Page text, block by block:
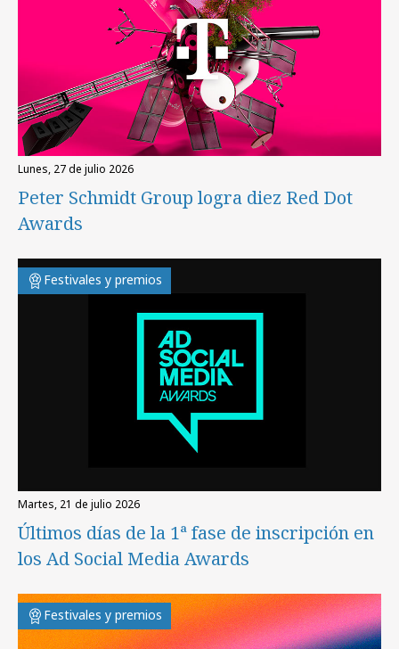
lunes, 27 de julio 2026
Peter Schmidt Group logra diez Red Dot
Awards
Festivales y premios
martes, 21 de julio 2026
Últimos días de la 1ª fase de inscripción en
los Ad Social Media Awards
Festivales y premios